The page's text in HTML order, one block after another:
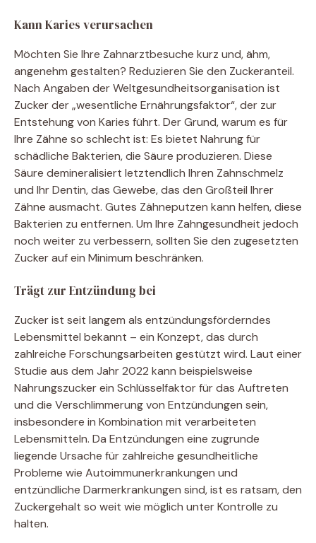
Kann Karies verursachen
Möchten Sie Ihre Zahnarztbesuche kurz und, ähm,
angenehm gestalten? Reduzieren Sie den Zuckeranteil.
Nach Angaben der Weltgesundheitsorganisation ist
Zucker der „wesentliche Ernährungsfaktor“, der zur
Entstehung von Karies führt. Der Grund, warum es für
Ihre Zähne so schlecht ist: Es bietet Nahrung für
schädliche Bakterien, die Säure produzieren. Diese
Säure demineralisiert letztendlich Ihren Zahnschmelz
und Ihr Dentin, das Gewebe, das den Großteil Ihrer
Zähne ausmacht. Gutes Zähneputzen kann helfen, diese
Bakterien zu entfernen. Um Ihre Zahngesundheit jedoch
noch weiter zu verbessern, sollten Sie den zugesetzten
Zucker auf ein Minimum beschränken.
Trägt zur Entzündung bei
Zucker ist seit langem als entzündungsförderndes
Lebensmittel bekannt – ein Konzept, das durch
zahlreiche Forschungsarbeiten gestützt wird. Laut einer
Studie aus dem Jahr 2022 kann beispielsweise
Nahrungszucker ein Schlüsselfaktor für das Auftreten
und die Verschlimmerung von Entzündungen sein,
insbesondere in Kombination mit verarbeiteten
Lebensmitteln. Da Entzündungen eine zugrunde
liegende Ursache für zahlreiche gesundheitliche
Probleme wie Autoimmunerkrankungen und
entzündliche Darmerkrankungen sind, ist es ratsam, den
Zuckergehalt so weit wie möglich unter Kontrolle zu
halten.